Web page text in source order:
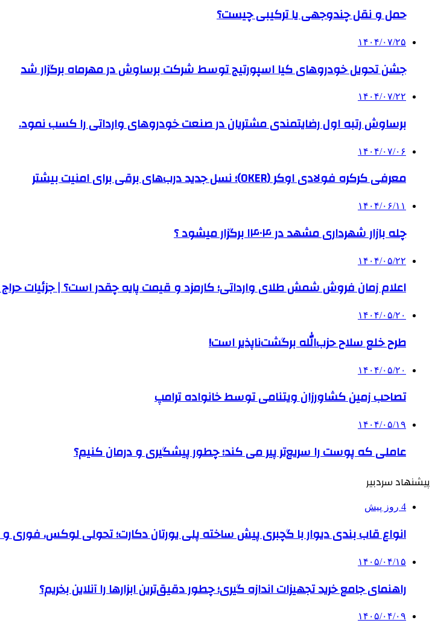
حمل و نقل چندوجهی یا ترکیبی چیست؟
۱۴۰۴/۰۷/۲۵
جشن تحویل خودروهای کیا اسپورتیج توسط شرکت برساوش در مهرماه برگزار شد
۱۴۰۴/۰۷/۲۲
برساوش رتبه اول رضایتمندی مشتریان در صنعت خودروهای وارداتی را کسب نمود.
۱۴۰۴/۰۷/۰۶
معرفی کرکره فولادی اوکر (OKER)؛ نسل جدید درب‌های برقی برای امنیت بیشتر
۱۴۰۴/۰۶/۱۱
چله بازار شهرداری مشهد در ۱۴۰۴ برگزار میشود ؟
۱۴۰۴/۰۵/۲۲
اعلام زمان فروش شمش طلای وارداتی؛ کارمزد و قیمت پایه چقدر است؟ | جزئیات
۱۴۰۴/۰۵/۲۰
طرح خلع سلاح حزب‌الله برگشت‌ناپذیر است!
۱۴۰۴/۰۵/۲۰
تصاحب زمین کشاورزان ویتنامی توسط خانواده ترامپ
۱۴۰۴/۰۵/۱۹
عاملی که پوست را سریع‌تر پیر می کند؛ چطور پیشگیری و درمان کنیم؟
پیشنهاد سردبیر
4 روز پیش
انواع قاب بندی دیوار با گچبری پیش ساخته پلی یورتان دکارت؛ تحولی لوکس، فوری
۱۴۰۵/۰۴/۱۵
راهنمای جامع خرید تجهیزات اندازه گیری؛ چطور دقیق‌ترین ابزارها را آنلاین بخریم؟
۱۴۰۵/۰۴/۰۹